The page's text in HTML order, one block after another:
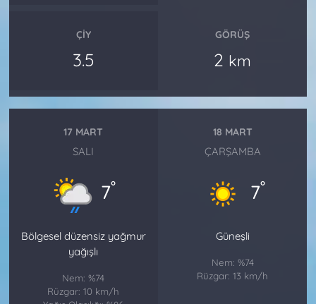
ÇIY
3.5
GÖRÜŞ
2 km
17 MART
SALI
7°
Bölgesel düzensiz yağmur
yağışlı
Nem: %74
Rüzgar: 10 km/h
18 MART
ÇARŞAMBA
7°
Güneşli
Nem: %74
Rüzgar: 13 km/h